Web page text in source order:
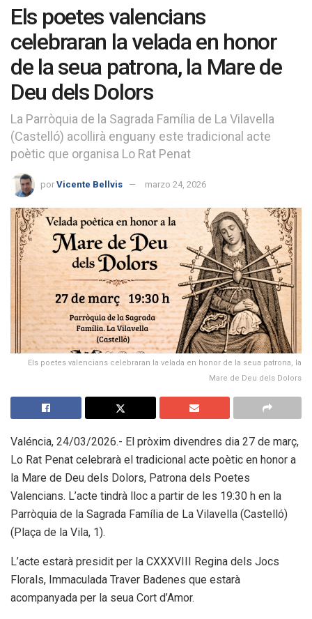
Els poetes valencians
celebraran la velada en honor
de la seua patrona, la Mare de
Deu dels Dolors
La Parròquia de la Sagrada Família de La Vilavella
(Castelló) acollirà enguany este tradicional acte
poètic que organisa Lo Rat Penat
por Vicente Bellvis marzo 24, 2026
Els poetes valencians celebraran la velada en honor de la seua patrona, la
Mare de Deu dels Dolors
Valéncia, 24/03/2026.- El pròxim divendres dia 27 de març,
Lo Rat Penat celebrarà el tradicional acte poètic en honor a
la Mare de Deu dels Dolors, Patrona dels Poetes
Valencians. L’acte tindrà lloc a partir de les 19:30 h en la
Parròquia de la Sagrada Família de La Vilavella (Castelló)
(Plaça de la Vila, 1).
L’acte estarà presidit per la CXXXVIII Regina dels Jocs
Florals, Immaculada Traver Badenes que estarà
acompanyada per la seua Cort d’Amor.